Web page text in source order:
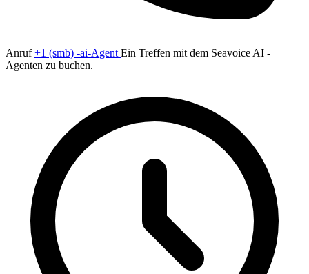
Anruf+1 (smb) -ai-Agent Ein Treffen mit dem Seavoice AI -
Agenten zu buchen.